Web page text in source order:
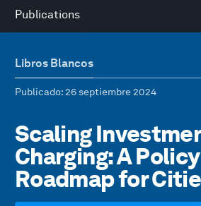
Publications
Libros Blancos
Publicado: 26 septiembre 2024
Scaling
Charging: A Policy
Roadmap for